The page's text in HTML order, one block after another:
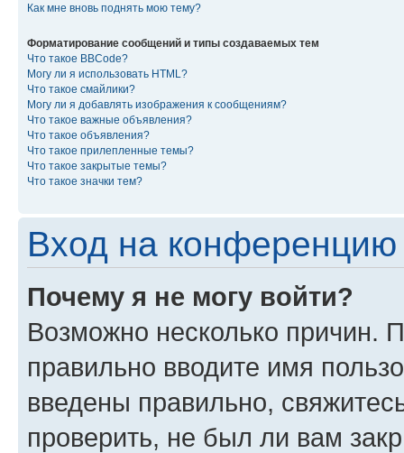
Как мне вновь поднять мою тему?
Форматирование сообщений и типы создаваемых тем
Что такое BBCode?
Могу ли я использовать HTML?
Что такое смайлики?
Могу ли я добавлять изображения к сообщениям?
Что такое важные объявления?
Что такое объявления?
Что такое прилепленные темы?
Что такое закрытые темы?
Что такое значки тем?
Вход на конференцию
Почему я не могу войти?
Возможно несколько причин.
правильно вводите имя
введены правильно,
проверить, не был ли вам